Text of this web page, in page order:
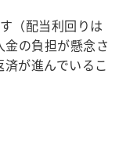
（配当利回りは
の負担が懸念さ
が進んでいるこ